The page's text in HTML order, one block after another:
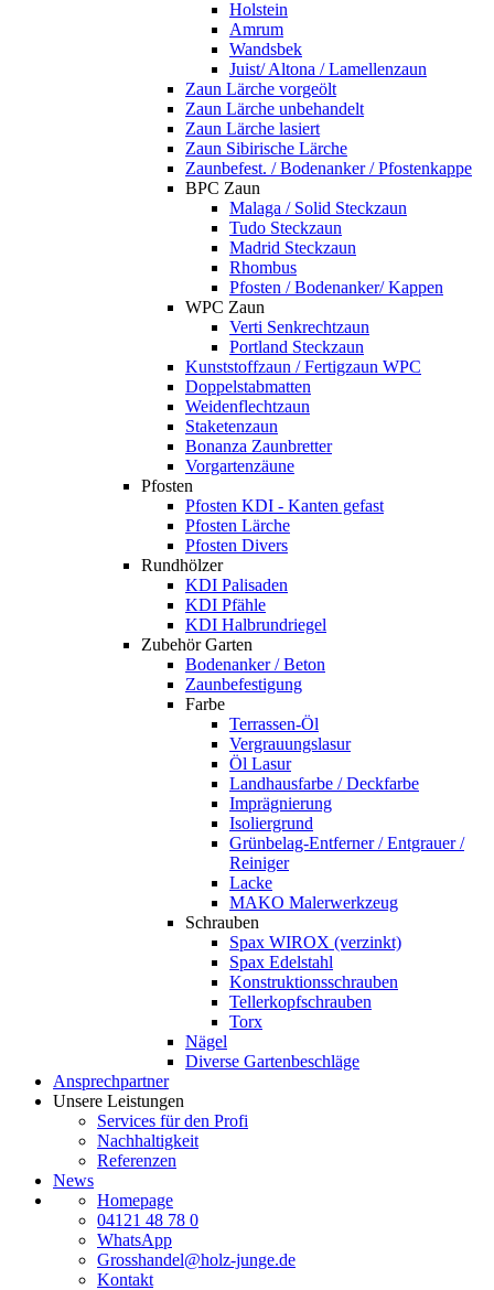
Holstein
Amrum
Wandsbek
Juist/ Altona / Lamellenzaun
Zaun Lärche vorgeölt
Zaun Lärche unbehandelt
Zaun Lärche lasiert
Zaun Sibirische Lärche
Zaunbefest. / Bodenanker / Pfostenkappe
BPC Zaun
Malaga / Solid Steckzaun
Tudo Steckzaun
Madrid Steckzaun
Rhombus
Pfosten / Bodenanker/ Kappen
WPC Zaun
Verti Senkrechtzaun
Portland Steckzaun
Kunststoffzaun / Fertigzaun WPC
Doppelstabmatten
Weidenflechtzaun
Staketenzaun
Bonanza Zaunbretter
Vorgartenzäune
Pfosten
Pfosten KDI - Kanten gefast
Pfosten Lärche
Pfosten Divers
Rundhölzer
KDI Palisaden
KDI Pfähle
KDI Halbrundriegel
Zubehör Garten
Bodenanker / Beton
Zaunbefestigung
Farbe
Terrassen-Öl
Vergrauungslasur
Öl Lasur
Landhausfarbe / Deckfarbe
Imprägnierung
Isoliergrund
Grünbelag-Entferner / Entgrauer /
Reiniger
Lacke
MAKO Malerwerkzeug
Schrauben
Spax WIROX (verzinkt)
Spax Edelstahl
Konstruktionsschrauben
Tellerkopfschrauben
Torx
Nägel
Diverse Gartenbeschläge
Ansprechpartner
Unsere Leistungen
Services für den Profi
Nachhaltigkeit
Referenzen
News
Homepage
04121 48 78 0
WhatsApp
Grosshandel@holz-junge.de
Kontakt